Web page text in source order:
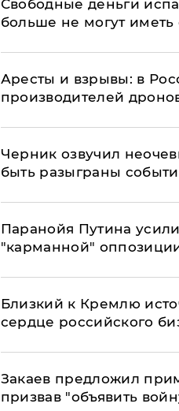
Свободные деньги
больше не могут
Аресты и взрывы: в
производителей
Черник озвучил
быть разыграны
Паранойя Путина
"карманной"
Близкий к Кремлю
сердце российского
Закаев предложил
призвав "объявить